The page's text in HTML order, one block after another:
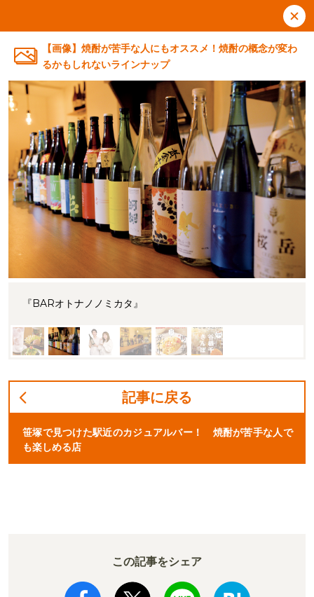
【画像】焼酎が苦手な人にもオススメ！焼酎の概念が変わ
るかもしれないラインナップ
『BARオトナノノミカタ』
記事に戻る
笹塚で見つけた駅近のカジュアルバー！ 焼酎が苦手な人で
も楽しめる店
この記事をシェア